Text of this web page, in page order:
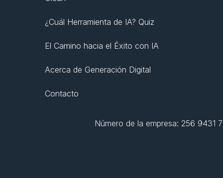
¿Cuál Herramienta de IA? Quiz
El Camino hacia el Éxito con IA
Acerca de Generación Digital
Contacto
Número de la empresa: 256